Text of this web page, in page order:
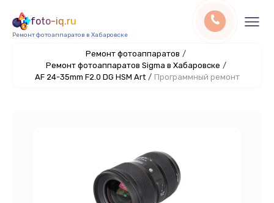
foto-iq.ru
Ремонт фотоаппаратов в Хабаровске
Ремонт фотоаппаратов /
Ремонт фотоаппаратов Sigma в Хабаровске /
AF 24-35mm F2.0 DG HSM Art / Программный ремонт